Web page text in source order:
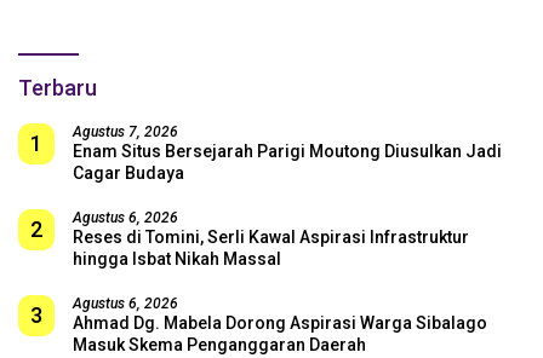
Terbaru
1 Agustus 7, 2026
Enam Situs Bersejarah Parigi Moutong Diusulkan Jadi
Cagar Budaya
2 Agustus 6, 2026
Reses di Tomini, Serli Kawal Aspirasi Infrastruktur
hingga Isbat Nikah Massal
3 Agustus 6, 2026
Ahmad Dg. Mabela Dorong Aspirasi Warga Sibalago
Masuk Skema Penganggaran Daerah